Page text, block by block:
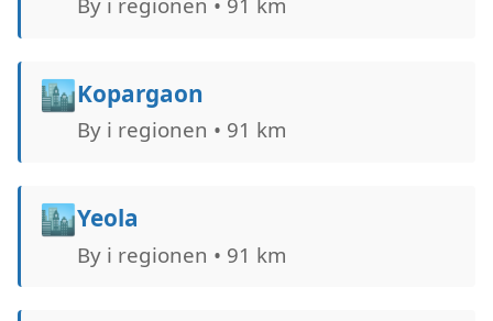
🏙️Kopargaon
By i regionen • 91 km
🏙️Yeola
By i regionen • 91 km